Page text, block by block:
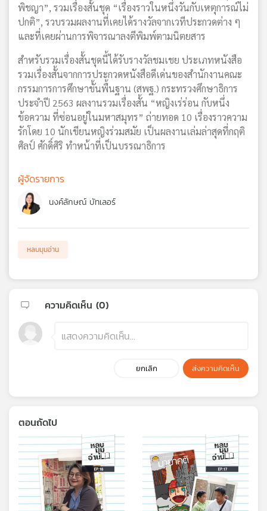
พิชญา”, รวมเรื่องสั้นชุด “เรื่องราวในหนึ่งวันกับเหตุการณ์ไม่
ปกติ”, รวบรวมผลงานที่เคยได้รางวัลจากเวทีประกวดต่าง ๆ
และที่เคยผ่านการพิจารณาลงตีพิมพ์ตามนิตยสาร
สำหรับรวมเรื่องสั้นชุดนี้ได้รับรางวัลชมเชย ประเภทหนังสือ
รวมเรื่องสั้นจากการประกวดหนังสือดีเด่นของสำนักงานคณะ
กรรมการการศึกษาขั้นพื้นฐาน (สพฐ.) กระทรวงศึกษาธิการ
ประจำปี 2563 ผลงานรวมเรื่องสั้น “หญิงเร่ร่อน กับหนึ่ง
ข้อความ ที่ซ่อนอยู่ในมหาสมุทร” ถ่ายทอด 10 เรื่องราวความ
รักโดย 10 นักเขียนหญิงร่วมสมัย เป็นผลงานเล่มล่าสุดที่กฤติ
ศิลป์ ศักดิ์ศิริ ทำหน้าที่เป็นบรรณาธิการ
ผู้จัดรายการ
นงค์ลักษณ์ บัทเลอร์
หลบมุมอ่าน
ความคิดเห็น (0)
ยกเลิก ส่งความคิดเห็น
ตอนถัดไป